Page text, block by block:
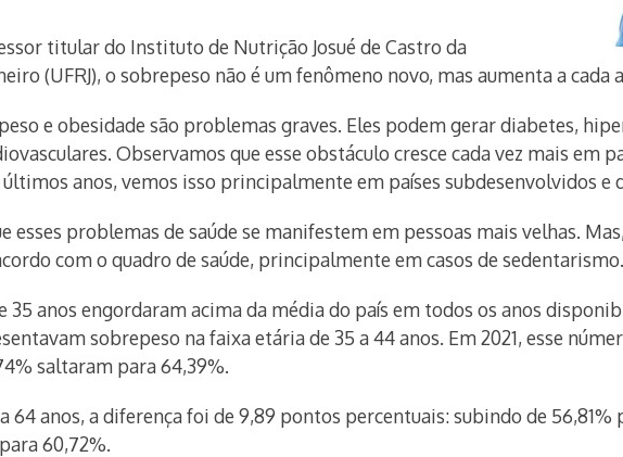
titular do Instituto de Nutrição Josué de Castro da
(UFRJ), o sobrepeso não é um fenômeno novo, mas aumenta a cada
e obesidade são problemas graves. Eles podem gerar diabetes,
Observamos que esse obstáculo cresce cada vez mais em
anos, vemos isso principalmente em países subdesenvolvidos e
esses problemas de saúde se manifestem em pessoas mais velhas.
com o quadro de saúde, principalmente em casos de sedentarismo.
35 anos engordaram acima da média do país em todos os anos
sobrepeso na faixa etária de 35 a 44 anos. Em 2021, esse
saltaram para 64,39%.
anos, a diferença foi de 9,89 pontos percentuais: subindo de 56,81%
60,72%.